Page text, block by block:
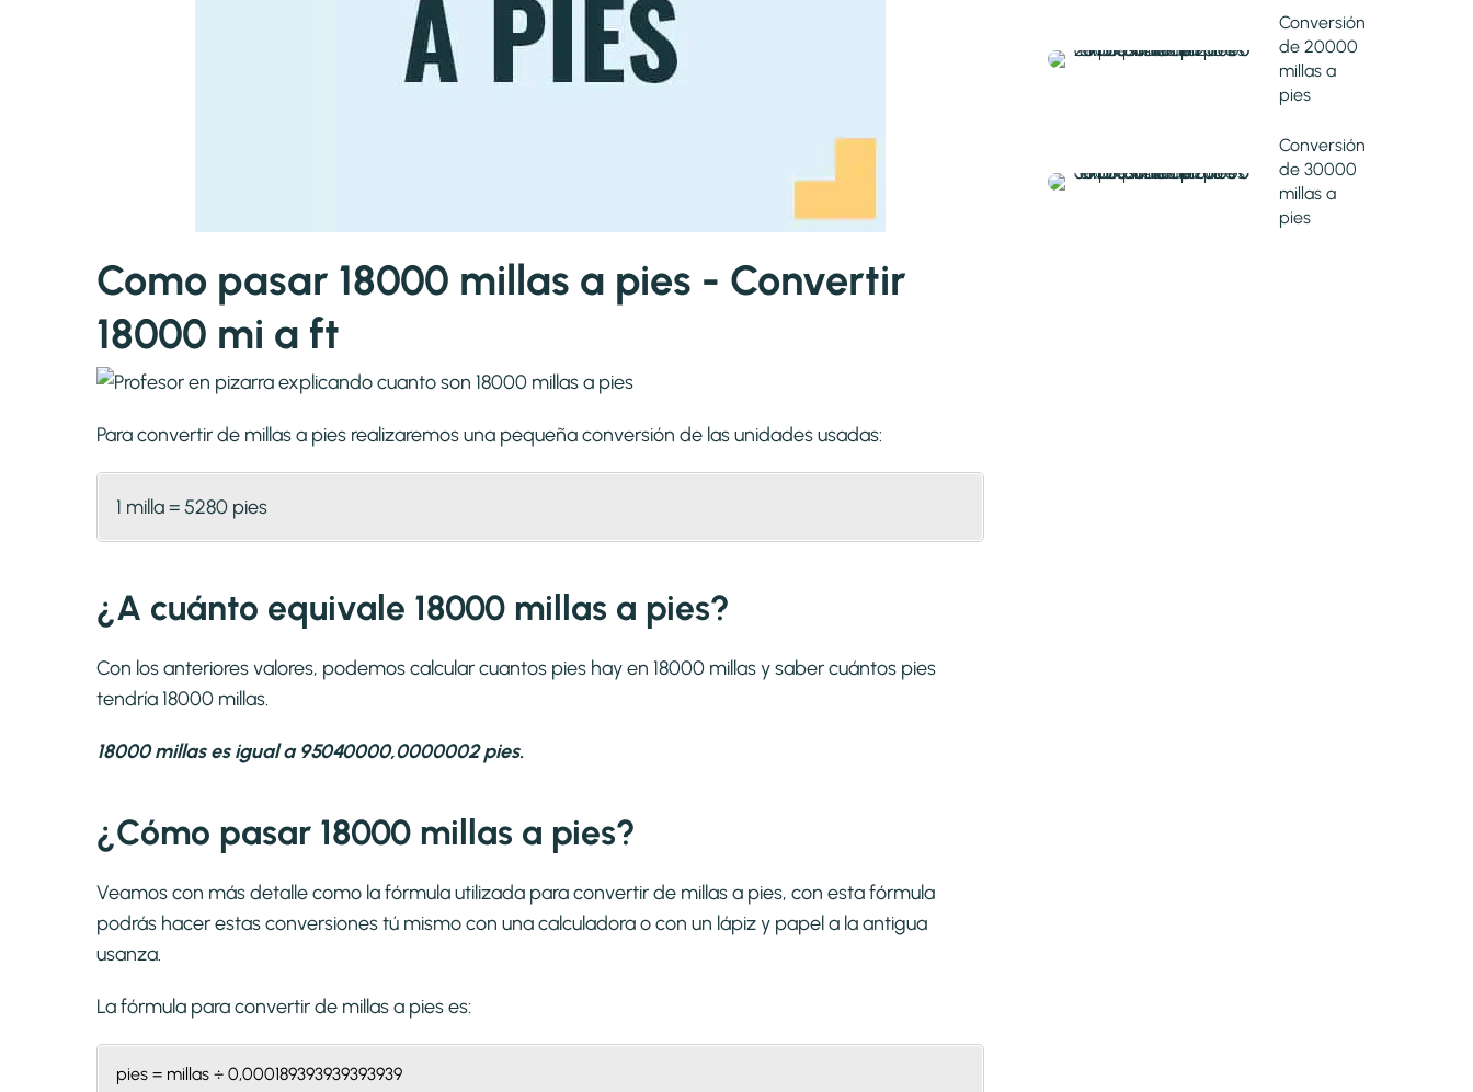
Como pasar 18000 millas a pies - Convertir
18000 mi a ft
Para convertir de millas a pies realizaremos una pequeña conversión de las unidades usadas:
1 milla = 5280 pies
¿A cuánto equivale 18000 millas a pies?
Con los anteriores valores, podemos calcular cuantos pies hay en 18000 millas y saber cuántos pies
tendría 18000 millas.
18000 millas es igual a 95040000,0000002 pies.
¿Cómo pasar 18000 millas a pies?
Veamos con más detalle como la fórmula utilizada para convertir de millas a pies, con esta fórmula
podrás hacer estas conversiones tú mismo con una calculadora o con un lápiz y papel a la antigua
usanza.
La fórmula para convertir de millas a pieses:
pies = millas ÷ 0,000189393939393939
Conversión
de 20000
millas a
pies
Conversión
de 30000
millas a
pies